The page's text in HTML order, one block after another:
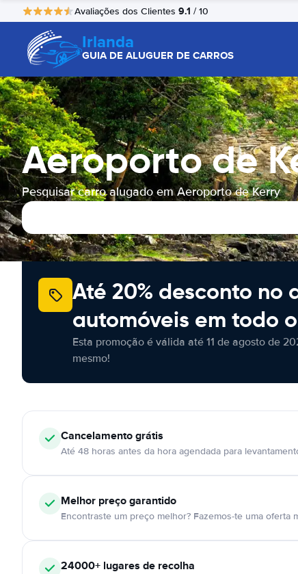
Avaliações dos Clientes 9.1 / 10
Irlanda
GUIA DE ALUGUER DE CARROS
Aeroporto de
Pesquisar carro alugado em Aeroporto de Kerry
Até 20% desconto no
automóveis em todo
Esta promoção é válida até 11 de agosto de
mesmo!
Cancelamentográtis
Até 48 horas antes da hora agendada para
Melhor preço garantido
Encontraste um preço melhor? Fazemos-te uma oferta
24000+ lugares de recolha